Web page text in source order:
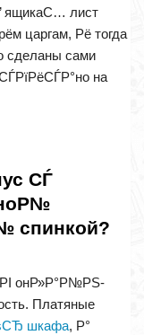
ящикаС… лист
царгам, Рё тогда
сделаны сами
на
СЃ
спинкой?
онР»Р°Р№РЅ-
Платяные
шкафа, Р°